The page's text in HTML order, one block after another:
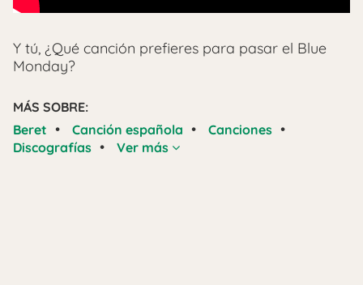
Y tú, ¿Qué canción prefieres para pasar el Blue
Monday?
MÁS SOBRE:
Beret • Canción española • Canciones •
Discografías • Ver más